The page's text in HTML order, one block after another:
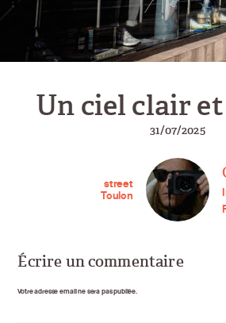
Un ciel clair et
31/07/2025
street
Toulon
Écrire un commentaire
Votre adresse email ne sera pas publiée.